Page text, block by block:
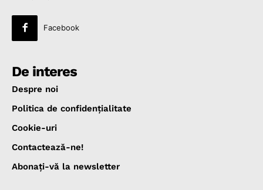
Facebook
De interes
Despre noi
Politica de confidenţialitate
Cookie-uri
Contactează-ne!
Abonaţi-vă la newsletter